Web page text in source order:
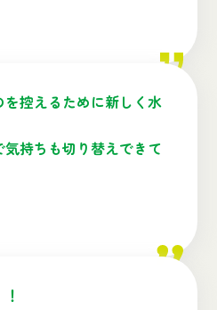
控えるために新しく水
持ちも切り替えできて